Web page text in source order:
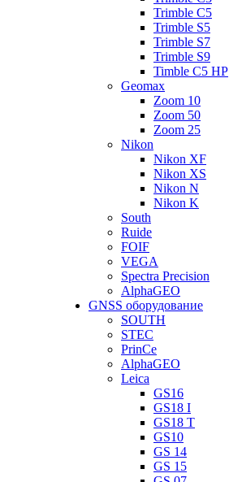
Trimble C5
Trimble S5
Trimble S7
Trimble S9
Timble C5 HP
Geomax
Zoom 10
Zoom 50
Zoom 25
Nikon
Nikon XF
Nikon XS
Nikon N
Nikon K
South
Ruide
FOIF
VEGA
Spectra Precision
AlphaGEO
GNSS оборудование
SOUTH
STEC
PrinCe
AlphaGEO
Leica
GS16
GS18 I
GS18 T
GS10
GS 14
GS 15